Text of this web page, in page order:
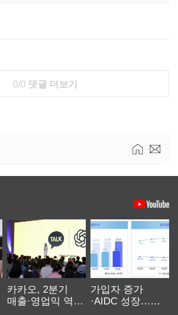
0/0 댓글 더보기
카카오, 2분기
매출·영업익 역대
가입자 증가
·AIDC 성장…